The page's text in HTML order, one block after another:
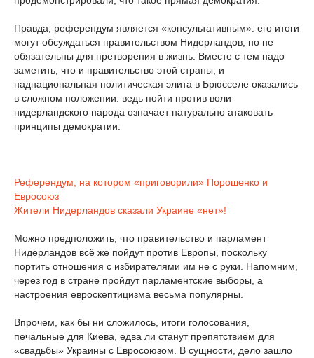
Правда, референдум является «консультативным»: его итоги
могут обсуждаться правительством Нидерландов, но не
обязательны для претворения в жизнь. Вместе с тем надо
заметить, что и правительство этой страны, и
наднациональная политическая элита в Брюсселе оказались
в сложном положении: ведь пойти против воли
нидерландского народа означает натурально атаковать
принципы демократии.
Референдум, на котором «приговорили» Порошенко и
Евросоюз
Жители Нидерландов сказали Украине «нет»!
Можно предположить, что правительство и парламент
Нидерландов всё же пойдут против Европы, поскольку
портить отношения с избирателями им не с руки. Напомним,
через год в стране пройдут парламентские выборы, а
настроения евроскептицизма весьма популярны.
Впрочем, как бы ни сложилось, итоги голосования,
печальные для Киева, едва ли станут препятствием для
«свадьбы» Украины с Евросоюзом. В сущности, дело зашло